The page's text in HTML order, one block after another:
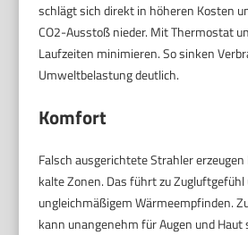
schlägt sich direkt in höheren Kosten
CO2-Ausstoß nieder. Mit Thermostat
Laufzeiten minimieren. So sinken
Umweltbelastung deutlich.
Komfort
Falsch ausgerichtete Strahler
kalte Zonen. Das führt zu Zugluftgefühl
ungleichmäßigem Wärmeempfinden.
kann unangenehm für Augen und